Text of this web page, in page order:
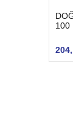
100